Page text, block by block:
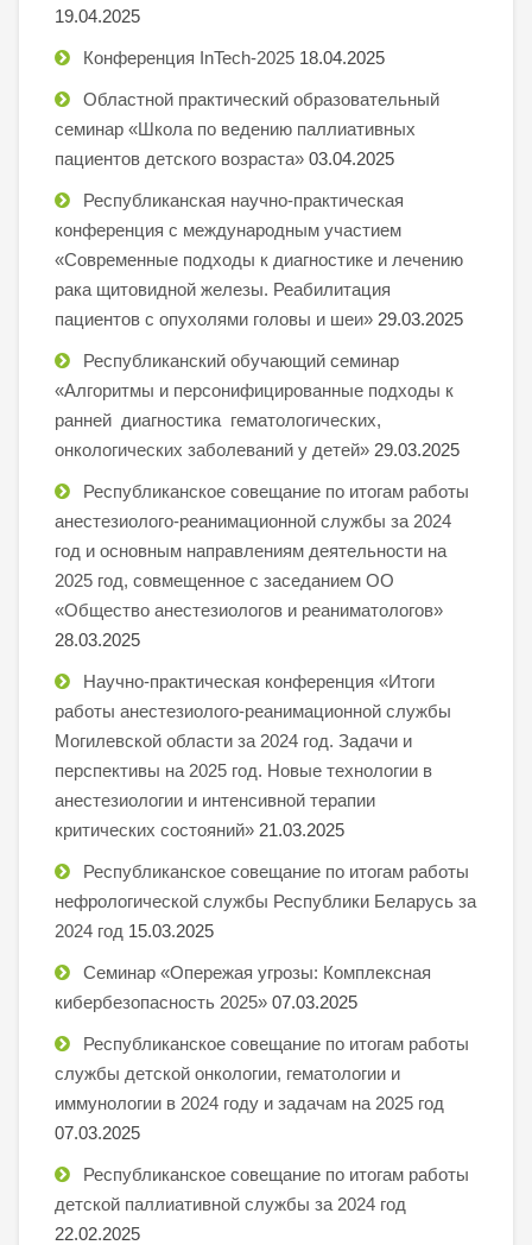
19.04.2025
Конференция InTech-2025 18.04.2025
Областной практический образовательный
семинар «Школа по ведению паллиативных
пациентов детского возраста» 03.04.2025
Республиканская научно-практическая
конференция с международным участием
«Современные подходы к диагностике и лечению
рака щитовидной железы. Реабилитация
пациентов с опухолями головы и шеи» 29.03.2025
Республиканский обучающий семинар
«Алгоритмы и персонифицированные подходы к
ранней диагностика гематологических,
онкологических заболеваний у детей» 29.03.2025
Республиканское совещание по итогам работы
анестезиолого-реанимационной службы за 2024
год и основным направлениям деятельности на
2025 год, совмещенное с заседанием ОО
«Общество анестезиологов и реаниматологов»
28.03.2025
Научно-практическая конференция «Итоги
работы анестезиолого-реанимационной службы
Могилевской области за 2024 год. Задачи и
перспективы на 2025 год. Новые технологии в
анестезиологии и интенсивной терапии
критических состояний» 21.03.2025
Республиканское совещание по итогам работы
нефрологической службы Республики Беларусь за
2024 год 15.03.2025
Семинар «Опережая угрозы: Комплексная
кибербезопасность 2025» 07.03.2025
Республиканское совещание по итогам работы
службы детской онкологии, гематологии и
иммунологии в 2024 году и задачам на 2025 год
07.03.2025
Республиканское совещание по итогам работы
детской паллиативной службы за 2024 год
22.02.2025